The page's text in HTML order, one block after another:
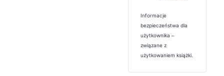
Informacje
bezpieczeństwa dla
użytkownika ‒
związane z
użytkowaniem książki.